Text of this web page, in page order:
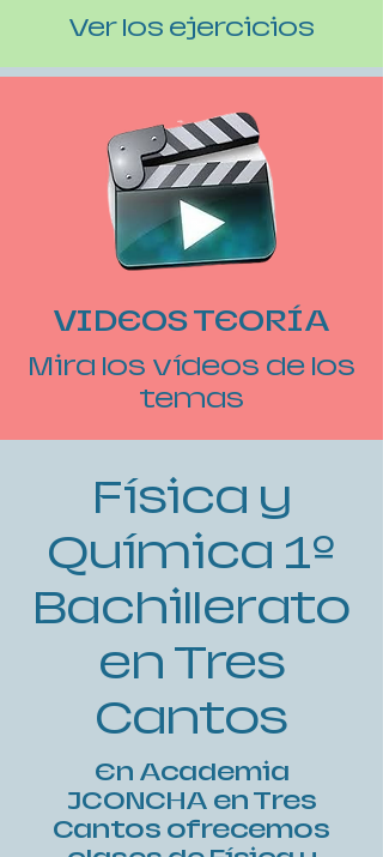
Ver los ejercicios
VIDEOS TEORÍA
Mira los vídeos de los
temas
Física y
Química 1º
Bachillerato
en Tres
Cantos
En Academia
JCONCHA en Tres
Cantos ofrecemos